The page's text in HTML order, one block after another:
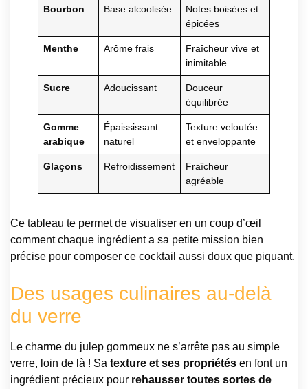
Bourbon Base alcoolisée
Notes boisées et
épicées
Menthe Arôme frais
Fraîcheur vive et
inimitable
Sucre Adoucissant
Douceur
équilibrée
Gomme
arabique
Épaississant
naturel
Texture veloutée
et enveloppante
Glaçons Refroidissement
Fraîcheur
agréable
Ce tableau te permet de visualiser en un coup d’œil
comment chaque ingrédient a sa petite mission bien
précise pour composer ce cocktail aussi doux que piquant.
Des usages culinaires au-delà
du verre
Le charme du julep gommeux ne s’arrête pas au simple
verre, loin de là ! Sa texture et ses propriétés en font un
ingrédient précieux pour rehausser toutes sortes de